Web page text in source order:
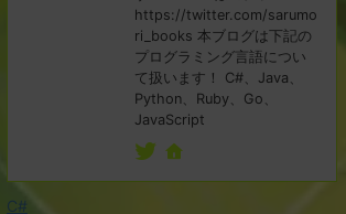
https://twitter.com/sarumo
ri_books 本ブログは下記の
プログラミング言語につい
て扱います！ C#、Java、
Python、Ruby、Go、
JavaScript
C#